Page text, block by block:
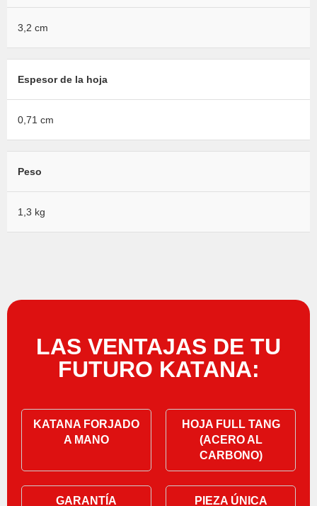
3,2 cm
Espesor de la hoja
0,71 cm
Peso
1,3 kg
LAS VENTAJAS DE TU
FUTURO KATANA:
KATANA FORJADO
A MANO
HOJA FULL TANG
(ACERO AL
CARBONO)
GARANTÍA
PIEZA ÚNICA